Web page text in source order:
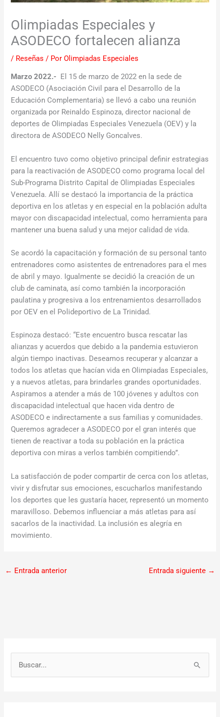
Olimpiadas Especiales y
ASODECO fortalecen alianza
/ Reseñas / PorOlimpiadas Especiales
Marzo 2022.- El 15 de marzo de 2022 en la sede de
ASODECO (Asociación Civil para el Desarrollo de la
Educación Complementaria) se llevó a cabo una reunión
organizada por Reinaldo Espinoza, director nacional de
deportes de Olimpiadas Especiales Venezuela (OEV) y la
directora de ASODECO Nelly Goncalves.
El encuentro tuvo como objetivo principal definir estrategias
para la reactivación de ASODECO como programa local del
Sub-Programa Distrito Capital de Olimpiadas Especiales
Venezuela. Allí se destacó la importancia de la práctica
deportiva en los atletas y en especial en la población adulta
mayor con discapacidad intelectual, como herramienta para
mantener una buena salud y una mejor calidad de vida.
Se acordó la capacitación y formación de su personal tanto
entrenadores como asistentes de entrenadores para el mes
de abril y mayo. Igualmente se decidió la creación de un
club de caminata, así como también la incorporación
paulatina y progresiva a los entrenamientos desarrollados
por OEV en el Polideportivo de La Trinidad.
Espinoza destacó: “Este encuentro busca rescatar las
alianzas y acuerdos que debido a la pandemia estuvieron
algún tiempo inactivas. Deseamos recuperar y alcanzar a
todos los atletas que hacían vida en Olimpiadas Especiales,
y a nuevos atletas, para brindarles grandes oportunidades.
Aspiramos a atender a más de 100 jóvenes y adultos con
discapacidad intelectual que hacen vida dentro de
ASODECO e indirectamente a sus familias y comunidades.
Queremos agradecer a ASODECO por el gran interés que
tienen de reactivar a toda su población en la práctica
deportiva con miras a verlos también compitiendo”.
La satisfacción de poder compartir de cerca con los atletas,
vivir y disfrutar sus emociones, escucharlos manifestando
los deportes que les gustaría hacer, representó un momento
maravilloso. Debemos influenciar a más atletas para así
sacarlos de la inactividad. La inclusión es alegría en
movimiento.
← Entrada anterior Entrada siguiente →